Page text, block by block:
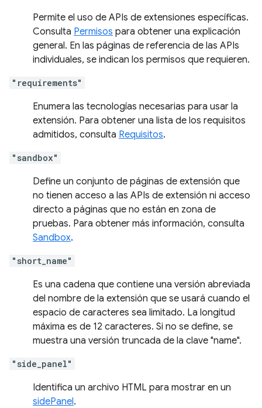
Permite el uso de APIs de extensiones específicas.
Consulta Permisos para obtener una explicación
general. En las páginas de referencia de las APIs
individuales, se indican los permisos que requieren.
"requirements"
Enumera las tecnologías necesarias para usar la
extensión. Para obtener una lista de los requisitos
admitidos, consulta Requisitos.
"sandbox"
Define un conjunto de páginas de extensión que
no tienen acceso a las APIs de extensión ni acceso
directo a páginas que no están en zona de
pruebas. Para obtener más información, consulta
Sandbox.
"short_name"
Es una cadena que contiene una versión abreviada
del nombre de la extensión que se usará cuando el
espacio de caracteres sea limitado. La longitud
máxima es de 12 caracteres. Si no se define, se
muestra una versión truncada de la clave "name".
"side_panel"
Identifica un archivo HTML para mostrar en un
sidePanel.